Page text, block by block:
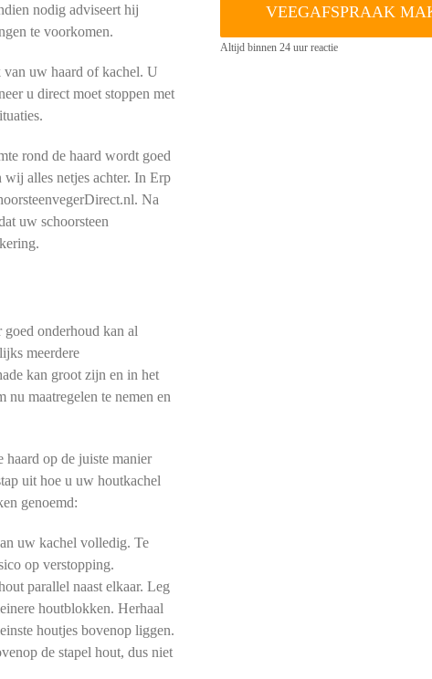
nodig adviseert hij
te voorkomen.
uw haard of kachel. U
u direct moet stoppen met
rond de haard wordt goed
alles netjes achter. In Erp
Na
uw schoorsteen
goed onderhoud kan al
meerdere
kan groot zijn en in het
maatregelen te nemen en
haard op de juiste manier
uit hoe u uw houtkachel
genoemd:
uw kachel volledig. Te
op verstopping.
parallel naast elkaar. Leg
houtblokken. Herhaal
houtjes bovenop liggen.
de stapel hout, dus niet
VEEGAFSPRAAK
Altijd binnen 24 uur reactie